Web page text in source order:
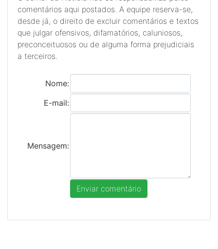
comentários aqui postados. A equipe reserva-se,
desde já, o direito de excluir comentários e textos
que julgar ofensivos, difamatórios, caluniosos,
preconceituosos ou de alguma forma prejudiciais
a terceiros.
Nome:
E-mail:
Mensagem: